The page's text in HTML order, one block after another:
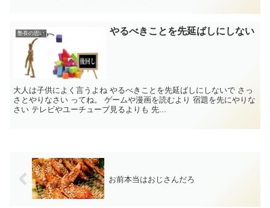
塾長の思い やるべきことを先延ばしにしない
大人は子供によく言うよね やるべきことを先延ばしにしないで さっ
さとやりなさい ってね。 ゲームや漫画を読むより 宿題を先にやりな
さい テレビやユーチューブ見るよりも 先...
お前本当はおじさんだろ